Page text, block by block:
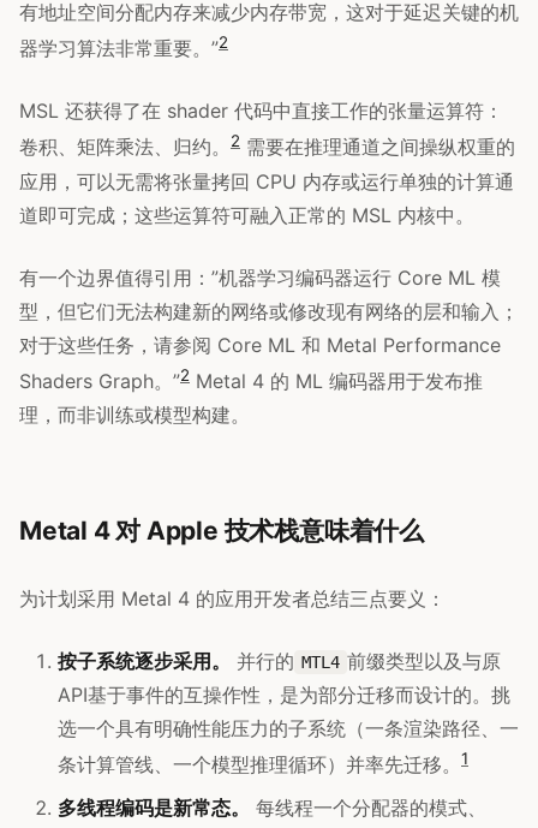
有地址空间分配内存来减少内存带宽，这对于延迟关键的机
器学习算法非常重要。”2
MSL 还获得了在 shader 代码中直接工作的张量运算符：
卷积、矩阵乘法、归约。
2 需要在推理通道之间操纵权重的
应用，可以无需将张量拷回 CPU 内存或运行单独的计算通
道即可完成；这些运算符可融入正常的 MSL 内核中。
有一个边界值得引用：”机器学习编码器运行 Core ML 模
型，但它们无法构建新的网络或修改现有网络的层和输入；
对于这些任务，请参阅 Core ML 和 Metal Performance
Shaders Graph。”2 Metal 4 的 ML 编码器用于发布推
理，而非训练或模型构建。
Metal 4 对 Apple 技术栈意味着什么
为计划采用 Metal 4 的应用开发者总结三点要义：
按子系统逐步采用。 并行的 MTL4 前缀类型以及与原
API基于事件的互操作性，是为部分迁移而设计的。挑
选一个具有明确性能压力的子系统（一条渲染路径、一
条计算管线、一个模型推理循环）并率先迁移。
1
多线程编码是新常态。 每线程一个分配器的模式、